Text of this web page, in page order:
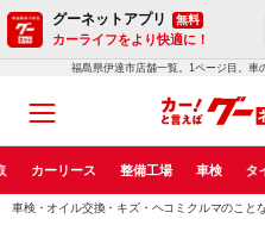
グーネットアプリ 無料
カーライフをより快適に！
福島県伊達市店舗一覧。1ページ目。車
カーリース 整備工場 車検 タ
車検・オイル交換・キズ・ヘコミクルマのこと